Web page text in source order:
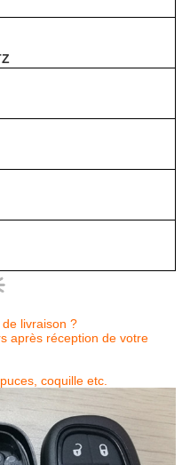
livraison ?
après réception de votre
coquille etc.